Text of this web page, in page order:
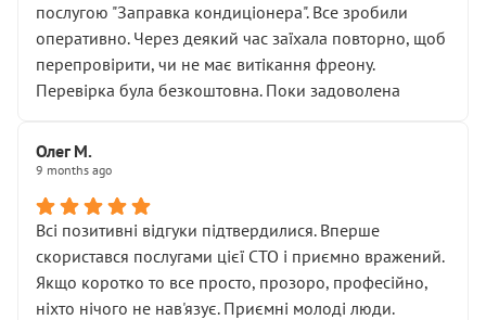
послугою "Заправка кондиціонера". Все зробили
оперативно. Через деякий час заїхала повторно, щоб
перепровірити, чи не має витікання фреону.
Перевірка була безкоштовна. Поки задоволена
Олег М.
9 months ago
Всі позитивні відгуки підтвердилися. Вперше
скористався послугами цієї СТО і приємно вражений.
Якщо коротко то все просто, прозоро, професійно,
ніхто нічого не нав'язує. Приємні молоді люди.